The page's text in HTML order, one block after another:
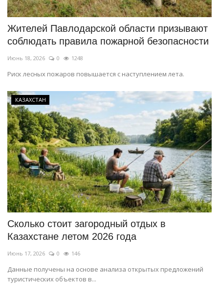
Жителей Павлодарской области призывают
соблюдать правила пожарной безопасности
Июнь 18, 2026 0 1248
Риск лесных пожаров повышается с наступлением лета.
КАЗАХСТАН
Сколько стоит загородный отдых в
Казахстане летом 2026 года
Июнь 17, 2026 0 146
Данные получены на основе анализа открытых предложений
туристических объектов в...